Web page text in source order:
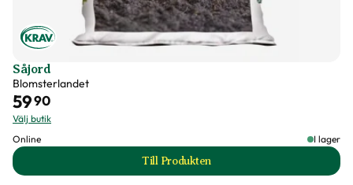
Såjord
Blomsterlandet
5990
Välj butik
Online
I lager
Till Produkten
till Såjord produktsida